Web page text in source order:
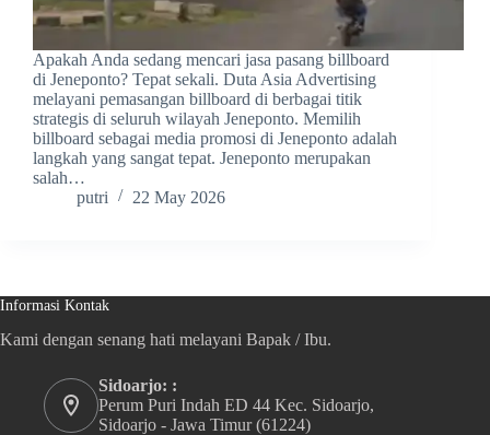
Apakah Anda sedang mencari jasa pasang billboard
di Jeneponto? Tepat sekali. Duta Asia Advertising
melayani pemasangan billboard di berbagai titik
strategis di seluruh wilayah Jeneponto. Memilih
billboard sebagai media promosi di Jeneponto adalah
langkah yang sangat tepat. Jeneponto merupakan
salah…
putri
22 May 2026
Informasi Kontak
Kami dengan senang hati melayani Bapak / Ibu.
Sidoarjo: :
Perum Puri Indah ED 44 Kec. Sidoarjo,
Sidoarjo - Jawa Timur (61224)